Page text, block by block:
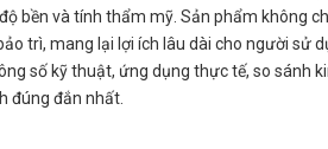
bền và tính thẩm mỹ. Sản phẩm không
trì, mang lại lợi ích lâu dài cho người sử
số kỹ thuật, ứng dụng thực tế, so sánh
đúng đắn nhất.